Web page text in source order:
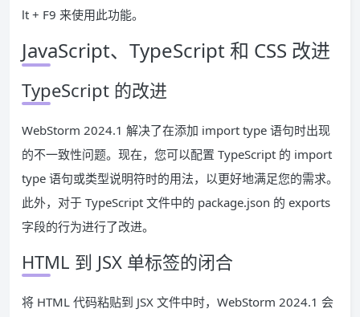
lt + F9 来使用此功能。
JavaScript、TypeScript 和 CSS 改进
TypeScript 的改进
WebStorm 2024.1 解决了在添加 import type 语句时出现
的不一致性问题。现在，您可以配置 TypeScript 的 import
type 语句或类型说明符时的用法，以更好地满足您的需求。
此外，对于 TypeScript 文件中的 package.json 的 exports
字段的行为进行了改进。
HTML 到 JSX 单标签的闭合
将 HTML 代码粘贴到 JSX 文件中时，WebStorm 2024.1 会